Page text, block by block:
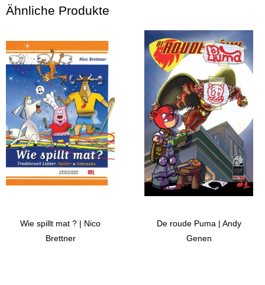
Ähnliche Produkte
Wie spillt mat ? | Nico
Brettner
De roude Puma | Andy
Genen